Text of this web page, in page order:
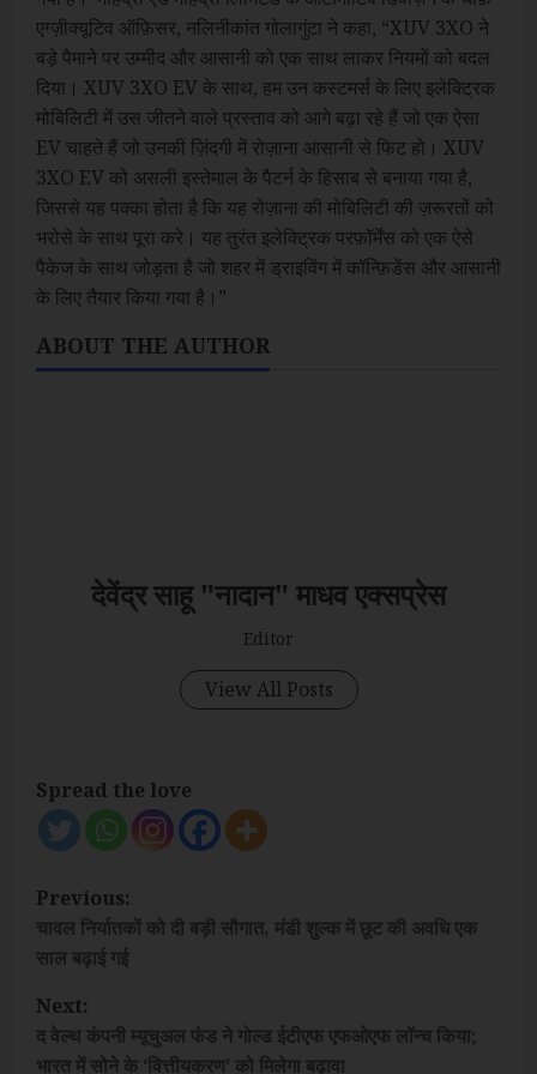
एग्ज़ीक्यूटिव ऑफ़िसर, नलिनीकांत गोलागुंटा ने कहा, “XUV 3XO ने
बड़े पैमाने पर उम्मीद और आसानी को एक साथ लाकर नियमों को बदल
दिया। XUV 3XO EV के साथ, हम उन कस्टमर्स के लिए इलेक्ट्रिक
मोबिलिटी में उस जीतने वाले प्रस्ताव को आगे बढ़ा रहे हैं जो एक ऐसा
EV चाहते हैं जो उनकी ज़िंदगी में रोज़ाना आसानी से फिट हो। XUV
3XO EV को असली इस्तेमाल के पैटर्न के हिसाब से बनाया गया है,
जिससे यह पक्का होता है कि यह रोज़ाना की मोबिलिटी की ज़रूरतों को
भरोसे के साथ पूरा करे। यह तुरंत इलेक्ट्रिक परफ़ॉर्मेंस को एक ऐसे
पैकेज के साथ जोड़ता है जो शहर में ड्राइविंग में कॉन्फ़िडेंस और आसानी
के लिए तैयार किया गया है।”
ABOUT THE AUTHOR
देवेंद्र साहू "नादान" माधव एक्सप्रेस
Editor
View All Posts
Spread the love
P
o
s
t
Previous:
चावल निर्यातकों को दी बड़ी सौगात, मंडी शुल्क में छूट की अवधि एक
साल बढ़ाई गई
Next:
द वेल्थ कंपनी म्यूचुअल फंड ने गोल्ड ईटीएफ एफओएफ लॉन्च किया;
भारत में सोने के ‘वित्तीयकरण’ को मिलेगा बढ़ावा